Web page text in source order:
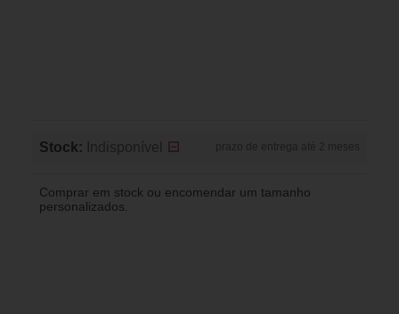
Stock: Indisponível prazo de entrega até 2 meses
Comprar em stock ou encomendar um tamanho
personalizados.